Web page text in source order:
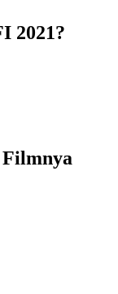
2021?